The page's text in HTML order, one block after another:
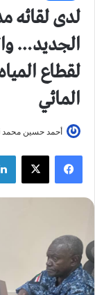
لدى لقائه
الجديد…
لقطاع
المائي
أحمد حسين محمد
فيسبوك